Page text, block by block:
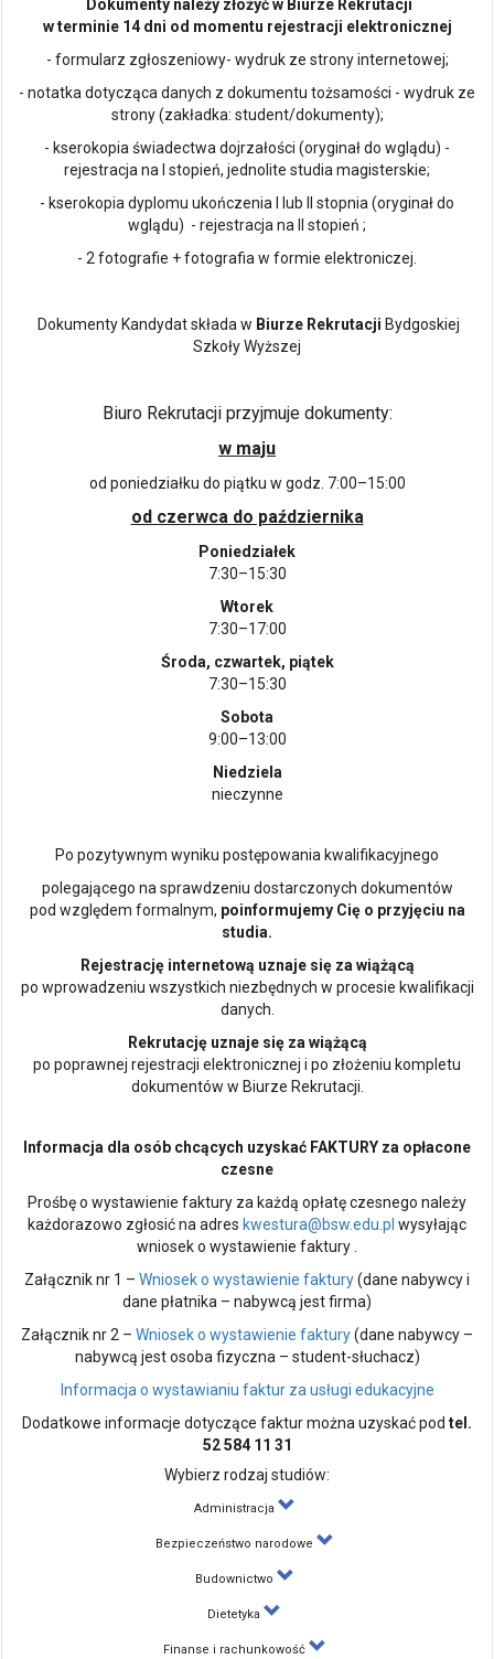
Dokumenty należy złożyć w Biurze Rekrutacji
w terminie 14 dni od momentu rejestracji elektronicznej
- formularz zgłoszeniowy- wydruk ze strony internetowej;
- notatka dotycząca danych z dokumentu tożsamości - wydruk ze
strony (zakładka: student/dokumenty);
- kserokopia świadectwa dojrzałości (oryginał do wglądu) -
rejestracja na I stopień, jednolite studia magisterskie;
- kserokopia dyplomu ukończenia I lub II stopnia (oryginał do
wglądu) - rejestracja na II stopień ;
- 2 fotografie + fotografia w formie elektroniczej.
Dokumenty Kandydat składa w Biurze Rekrutacji Bydgoskiej
Szkoły Wyższej
Biuro Rekrutacji przyjmuje dokumenty:
w maju
od poniedziałku do piątku w godz. 7:00–15:00
od czerwca do października
Poniedziałek
7:30–15:30
Wtorek
7:30–17:00
Środa, czwartek, piątek
7:30–15:30
Sobota
9:00–13:00
Niedziela
nieczynne
Po pozytywnym wyniku postępowania kwalifikacyjnego
polegającego na sprawdzeniu dostarczonych dokumentów
pod względem formalnym, poinformujemy Cię o przyjęciu na
studia.
Rejestrację internetową uznaje się za wiążącą
po wprowadzeniu wszystkich niezbędnych w procesie kwalifikacji
danych.
Rekrutację uznaje się za wiążącą
po poprawnej rejestracji elektronicznej i po złożeniu kompletu
dokumentów w Biurze Rekrutacji.
Informacja dla osób chcących uzyskać FAKTURY za opłacone
czesne
Prośbę o wystawienie faktury za każdą opłatę czesnego należy
każdorazowo zgłosić na adres kwestura@bsw.edu.pl wysyłając
wniosek o wystawienie faktury .
Załącznik nr 1 – Wniosek o wystawienie faktury(dane nabywcy i
dane płatnika – nabywcą jest firma)
Załącznik nr 2 – Wniosek o wystawienie faktury(dane nabywcy –
nabywcą jest osoba fizyczna – student-słuchacz)
Informacja o wystawianiu faktur za usługi edukacyjne
Dodatkowe informacje dotyczące faktur można uzyskać pod tel.
52 584 11 31
Wybierz rodzaj studiów:
Administracja
Bezpieczeństwo narodowe
Budownictwo
Dietetyka
Finanse i rachunkowość